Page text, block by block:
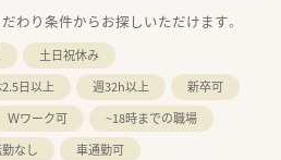
わり条件からお探しいただけます。
土日祝休み
日以上 週32h以上
新卒可
Ｗワーク可
~18時までの職場
なし
車通勤可